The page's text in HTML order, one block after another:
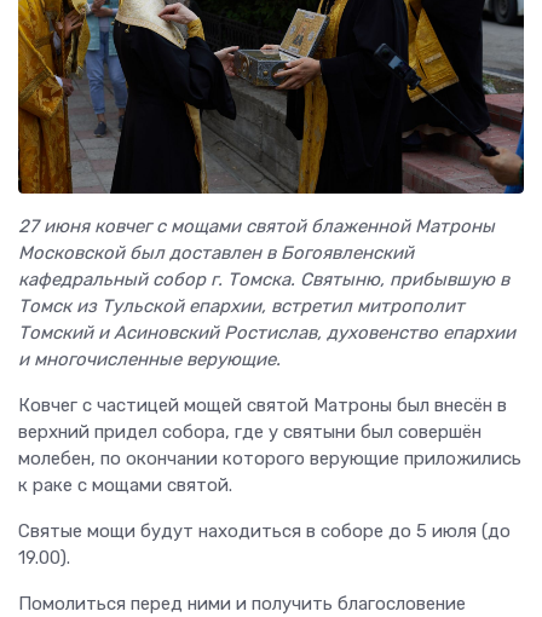
27 июня ковчег с мощами святой блаженной Матроны
Московской был доставлен в Богоявленский
кафедральный собор г. Томска. Святыню, прибывшую в
Томск из Тульской епархии, встретил митрополит
Томский и Асиновский Ростислав, духовенство епархии
и многочисленные верующие.
Ковчег с частицей мощей святой Матроны был внесён в
верхний придел собора, где у святыни был совершён
молебен, по окончании которого верующие приложились
к раке с мощами святой.
Святые мощи будут находиться в соборе до 5 июля (до
19.00).
Помолиться перед ними и получить благословение